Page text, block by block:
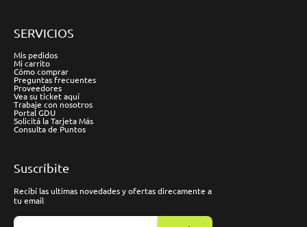
SERVICIOS
Mis pedidos
Mi carrito
Cómo comprar
Preguntas frecuentes
Proveedores
Vea su ticket aquí
Trabaje con nosotros
Portal GDU
Solicitá la Tarjeta Más
Consulta de Puntos
Suscríbite
Recibí las ultimas novedades y ofertas direcamente a
tu email